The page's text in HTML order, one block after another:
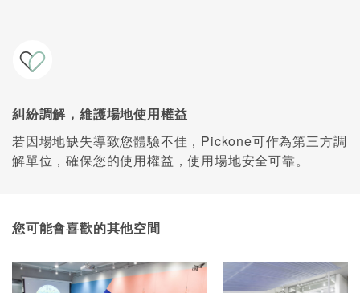
糾紛調解，維護場地使用權益
若因場地缺失導致您體驗不佳，Pickone可作為第三方調
解單位，確保您的使用權益，使用場地安全可靠。
您可能會喜歡的其他空間